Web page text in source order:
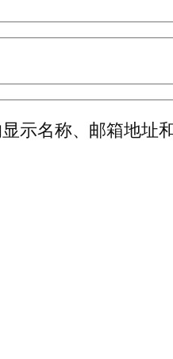
示名称、邮箱地址